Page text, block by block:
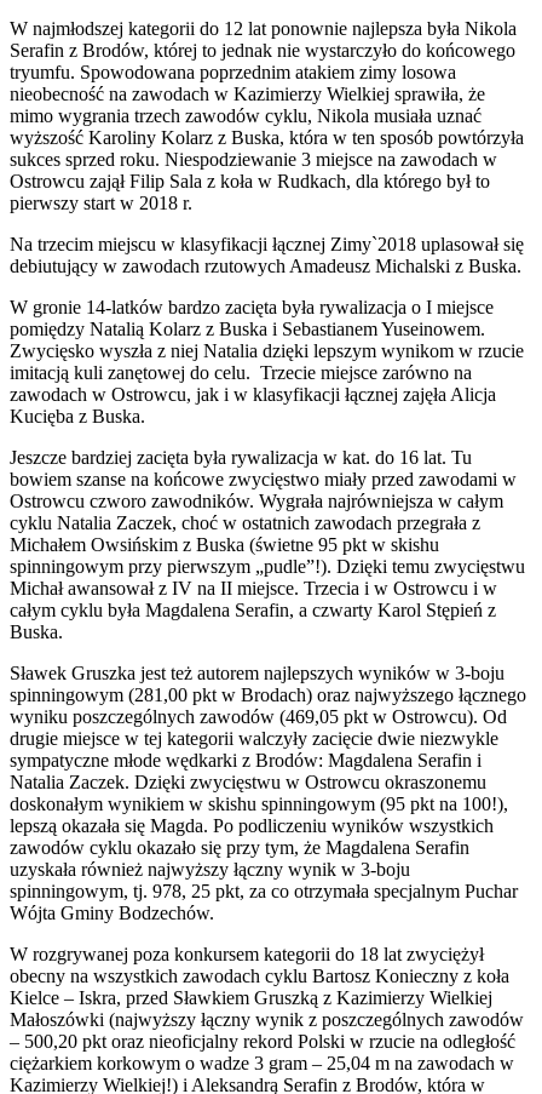
W najmłodszej kategorii do 12 lat ponownie najlepsza była Nikola
Serafin z Brodów, której to jednak nie wystarczyło do końcowego
tryumfu. Spowodowana poprzednim atakiem zimy losowa
nieobecność na zawodach w Kazimierzy Wielkiej sprawiła, że
mimo wygrania trzech zawodów cyklu, Nikola musiała uznać
wyższość Karoliny Kolarz z Buska, która w ten sposób powtórzyła
sukces sprzed roku. Niespodziewanie 3 miejsce na zawodach w
Ostrowcu zajął Filip Sala z koła w Rudkach, dla którego był to
pierwszy start w 2018 r.
Na trzecim miejscu w klasyfikacji łącznej Zimy`2018 uplasował się
debiutujący w zawodach rzutowych Amadeusz Michalski z Buska.
W gronie 14-latków bardzo zacięta była rywalizacja o I miejsce
pomiędzy Natalią Kolarz z Buska i Sebastianem Yuseinowem.
Zwycięsko wyszła z niej Natalia dzięki lepszym wynikom w rzucie
imitacją kuli zanętowej do celu. Trzecie miejsce zarówno na
zawodach w Ostrowcu, jak i w klasyfikacji łącznej zajęła Alicja
Kucięba z Buska.
Jeszcze bardziej zacięta była rywalizacja w kat. do 16 lat. Tu
bowiem szanse na końcowe zwycięstwo miały przed zawodami w
Ostrowcu czworo zawodników. Wygrała najrówniejsza w całym
cyklu Natalia Zaczek, choć w ostatnich zawodach przegrała z
Michałem Owsińskim z Buska (świetne 95 pkt w skishu
spinningowym przy pierwszym „pudle”!). Dzięki temu zwycięstwu
Michał awansował z IV na II miejsce. Trzecia i w Ostrowcu i w
całym cyklu była Magdalena Serafin, a czwarty Karol Stępień z
Buska.
Sławek Gruszka jest też autorem najlepszych wyników w 3-boju
spinningowym (281,00 pkt w Brodach) oraz najwyższego łącznego
wyniku poszczególnych zawodów (469,05 pkt w Ostrowcu). Od
drugie miejsce w tej kategorii walczyły zacięcie dwie niezwykle
sympatyczne młode wędkarki z Brodów: Magdalena Serafin i
Natalia Zaczek. Dzięki zwycięstwu w Ostrowcu okraszonemu
doskonałym wynikiem w skishu spinningowym (95 pkt na 100!),
lepszą okazała się Magda. Po podliczeniu wyników wszystkich
zawodów cyklu okazało się przy tym, że Magdalena Serafin
uzyskała również najwyższy łączny wynik w 3-boju
spinningowym, tj. 978, 25 pkt, za co otrzymała specjalnym Puchar
Wójta Gminy Bodzechów.
W rozgrywanej poza konkursem kategorii do 18 lat zwyciężył
obecny na wszystkich zawodach cyklu Bartosz Konieczny z koła
Kielce – Iskra, przed Sławkiem Gruszką z Kazimierzy Wielkiej
Małoszówki (najwyższy łączny wynik z poszczególnych zawodów
– 500,20 pkt oraz nieoficjalny rekord Polski w rzucie na odległość
ciężarkiem korkowym o wadze 3 gram – 25,04 m na zawodach w
Kazimierzy Wielkiej!) i Aleksandrą Serafin z Brodów, która w